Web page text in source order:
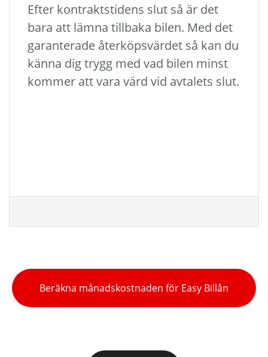
Efter kontraktstidens slut så är det
bara att lämna tillbaka bilen. Med det
garanterade återköpsvärdet så kan du
känna dig trygg med vad bilen minst
kommer att vara värd vid avtalets slut.
Beräkna månadskostnaden för Easy Billån